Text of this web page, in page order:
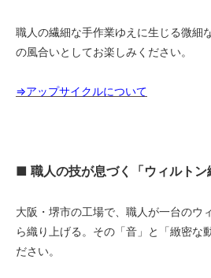
職人の繊細な手作業ゆえに生じる微細
の風合いとしてお楽しみください。
⇒アップサイクルについて
■ 職人の技が息づく「ウィルトン
大阪・堺市の工場で、職人が一台のウ
ら織り上げる。その「音」と「緻密な
ださい。